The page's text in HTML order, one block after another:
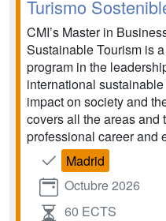
Turismo
CMI’s Master in
Sustainable Tourism is
program in the
international
impact on society and
covers all the areas and
professional career and
Madrid
Octubre 2026
60 ECTS